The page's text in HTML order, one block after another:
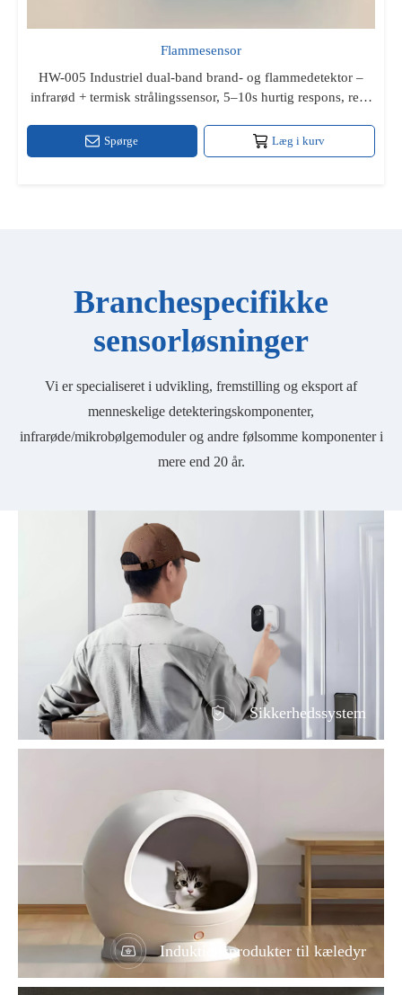
Flammesensor
HW-005 Industriel dual-band brand- og flammedetektor –
infrarød + termisk strålingssensor, 5–10s hurtig respons, relæ
indendørs/udendørs haza
Spørge Læg i kurv
Branchespecifikke
sensorløsninger
Vi er specialiseret i udvikling, fremstilling og eksport af
menneskelige detekteringskomponenter,
infrarøde/mikrobølgemoduler og andre følsomme komponenter i
mere end 20 år.
Sikkerhedssystem
Induktionsprodukter til kæledyr